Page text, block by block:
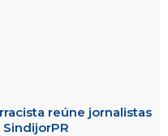
reúne jornalistas